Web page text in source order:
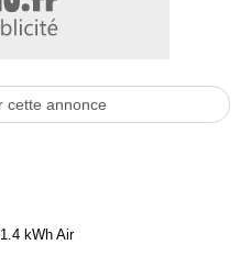
fonction mémoire
automatique
cette annonce
kWh Air